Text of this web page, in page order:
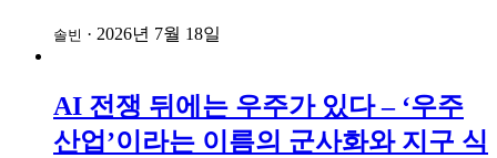
솔빈 · 2026년 7월 18일
AI 전쟁 뒤에는 우주가 있다 – ‘우주
산업’이라는 이름의 군사화와 지구 식